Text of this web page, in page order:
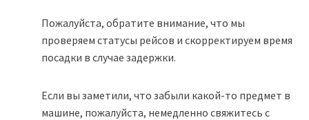
Пожалуйста, обратите внимание, что мы
проверяем статусы рейсов и скорректируем время
посадки в случае задержки.
Если вы заметили, что забыли какой-то предмет в
машине, пожалуйста, немедленно свяжитесь с